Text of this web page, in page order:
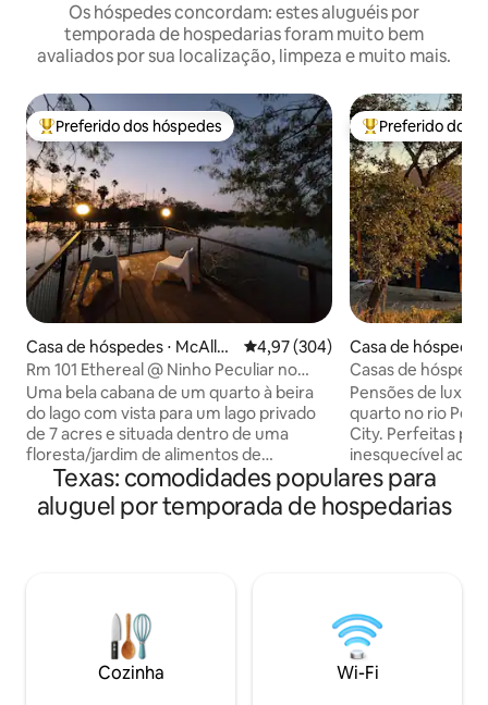
Os hóspedes concordam: estes aluguéis por
temporada de hospedarias foram muito bem
avaliados por sua localização, limpeza e muito mais.
Entre os melhores preferidos dos hóspedes
Preferido dos hóspedes
Casa de hóspedes ⋅ McAlle
n
4,97 de uma avaliação média de
4,97 (304)
Rm 101 Ethereal @ Ninho Peculiar no
Lago Conception
Uma bela cabana de um quarto à beira
do lago com vista para um lago privado
de 7 acres e situada dentro de uma
floresta/jardim de alimentos de
permacultura de um acre. É um paraíso
para observadores de pássaros e
naturalistas, bem como a vida selvagem
apartamento e quartos privativos) estão
disponíveis para atender às diferentes
necessidades dos nossos hóspedes. Por
Entre os
Preferido dos
Casa de
ty
Casas de
Azul
Pensões de luxo
quarto no rio
City. Perfeitas
inesquecível ao
rota dos vinhos.
rio. Cada casa
cama king size,
podem alugar as
levam você até o
Carregador de
2 gratuito (Tesla e
Texas: comodidades populares para
aluguel por temporada de hospedarias
Cozinha Wi-Fi